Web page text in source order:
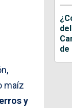
maíz
y
de